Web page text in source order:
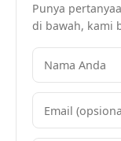
Punya
di bawah, kami